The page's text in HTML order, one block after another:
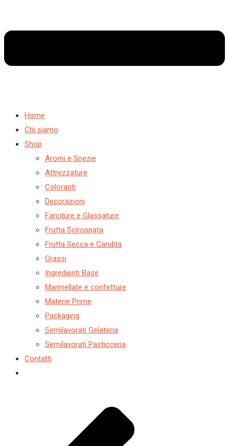
Home
Chi siamo
Shop
Aromi e Spezie
Attrezzature
Coloranti
Decorazioni
Farciture e Glassature
Frutta Sciroppata
Frutta Secca e Candita
Grassi
Ingredienti Base
Marmellate e confetture
Materie Prime
Packaging
Semilavorati Gelateria
Semilavorati Pasticceria
Contatti